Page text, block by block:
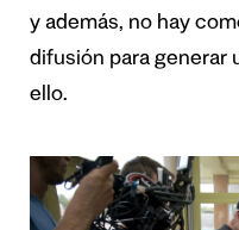
y además, no hay
difusión para generar
ello.